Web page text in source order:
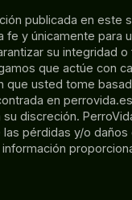
publicada en este
fe y únicamente para
su integridad o
que actúe con
que usted tome
en
discreción.
pérdidas y/o daños